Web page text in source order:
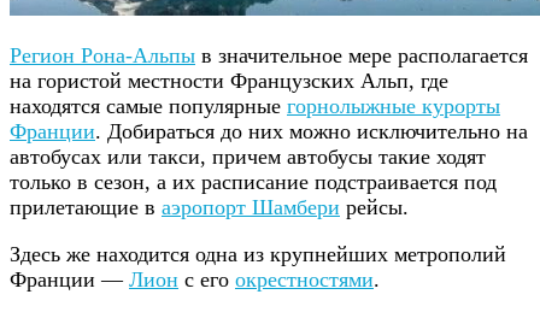
Регион Рона-Альпы в значительное мере располагается
на гористой местности Французских Альп, где
находятся самые популярные горнолыжные курорты
Франции. Добираться до них можно исключительно на
автобусах или такси, причем автобусы такие ходят
только в сезон, а их расписание подстраивается под
прилетающие в аэропорт Шамбери рейсы.
Здесь же находится одна из крупнейших метрополий
Франции — Лион с его окрестностями.